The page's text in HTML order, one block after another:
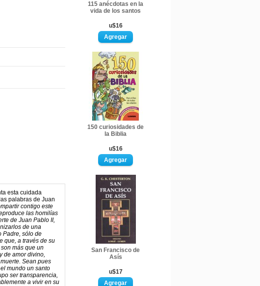
115 anécdotas en la
vida de los santos
u$16
150 curiosidades de
la Biblia
u$16
San Francisco de
Asís
u$17
esta cuidada
palabras de Juan
contigo este
las homilías
de Juan Pablo II,
de una
Padre, sólo de
que, a través de su
más que un
de amor divino,
Sean pues
mundo un santo
ser transparencia,
a vivir en su